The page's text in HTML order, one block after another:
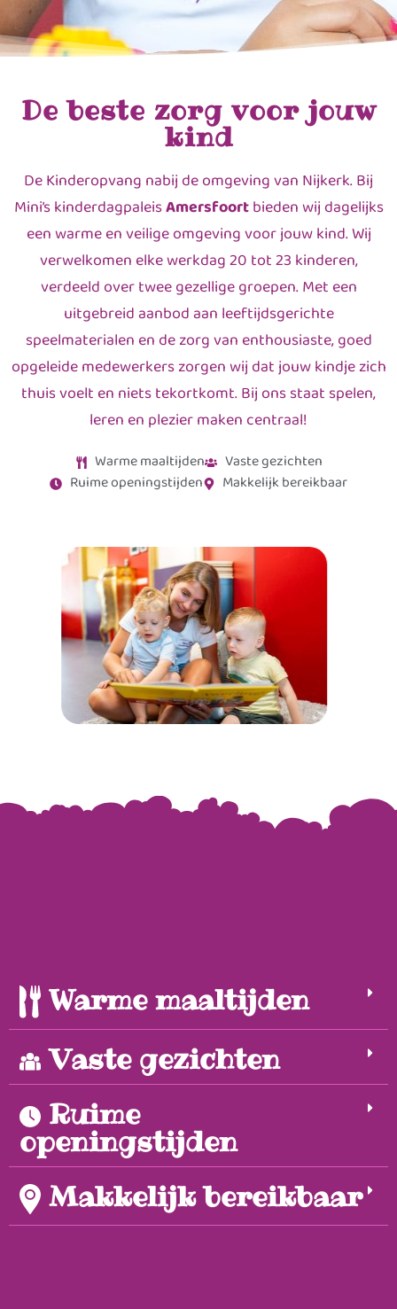
De beste zorg voor jouw
kind
De Kinderopvang nabij de omgeving van Nijkerk. Bij
Mini’s kinderdagpaleisAmersfoortbieden wij dagelijks
een warme en veilige omgeving voor jouw kind. Wij
verwelkomen elke werkdag 20 tot 23 kinderen,
verdeeld over twee gezellige groepen. Met een
uitgebreid aanbod aan leeftijdsgerichte
speelmaterialen en de zorg van enthousiaste, goed
opgeleide medewerkers zorgen wij dat jouw kindje zich
thuis voelt en niets tekortkomt. Bij ons staat spelen,
leren en plezier maken centraal!
Warme maaltijden
Vaste gezichten
Ruime openingstijden
Makkelijk bereikbaar
Warme maaltijden
Vaste gezichten
Ruime
openingstijden
Makkelijk bereikbaar